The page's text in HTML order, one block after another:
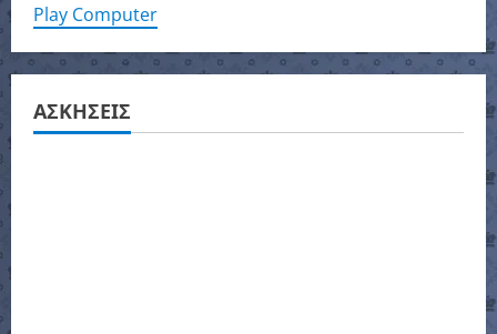
Play Computer
ΑΣΚΗΣΕΙΣ